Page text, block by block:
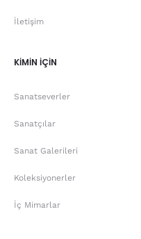
İletişim
KİMİN İÇİN
Sanatseverler
Sanatçılar
Sanat Galerileri
Koleksiyonerler
İç Mimarlar